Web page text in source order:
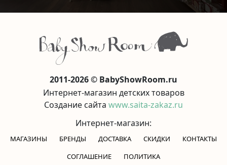
2011-2026 © BabyShowRoom.ru
Интернет-магазин детских товаров
Создание сайта www.saita-zakaz.ru
Интернет-магазин:
МАГАЗИНЫ БРЕНДЫ ДОСТАВКА СКИДКИ
КОНТАКТЫ
CОГЛАШЕНИЕ
ПОЛИТИКА